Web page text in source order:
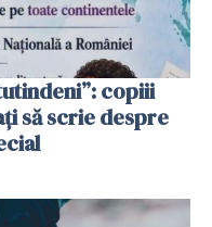
copiii
să scrie despre